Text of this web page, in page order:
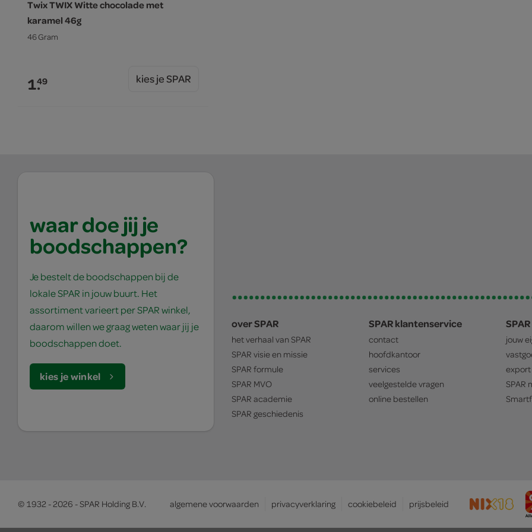
Twix TWIX Witte chocolade met
karamel 46g
46 Gram
1.49 kies je SPAR
waar doe jij je
boodschappen?
Je bestelt de boodschappen bij de
lokale SPAR in jouw buurt. Het
assortiment varieert per SPAR winkel,
daarom willen we graag weten waar jij je
boodschappen doet.
kies je winkel
over SPAR
het verhaal van SPAR
SPAR visie en missie
SPAR formule
SPAR MVO
SPAR academie
SPAR geschiedenis
SPAR klantenservice
contact
hoofdkantoor
services
veelgestelde vragen
online bestellen
jouw
export
SPAR
© 1932 - 2026 - SPAR Holding B.V. algemene voorwaarden privacyverklaring cookiebeleid prijsbeleid